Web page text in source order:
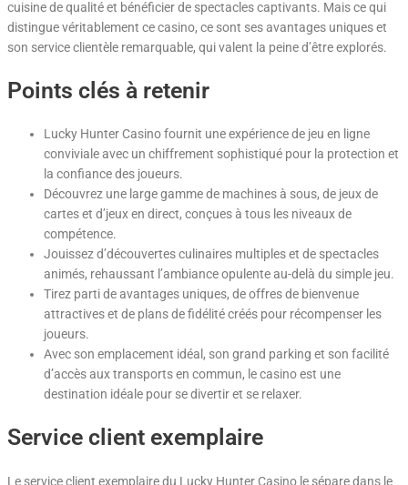
cuisine de qualité et bénéficier de spectacles captivants. Mais ce qui
distingue véritablement ce casino, ce sont ses avantages uniques et
son service clientèle remarquable, qui valent la peine d’être explorés.
Points clés à retenir
Lucky Hunter Casino fournit une expérience de jeu en ligne
conviviale avec un chiffrement sophistiqué pour la protection et
la confiance des joueurs.
Découvrez une large gamme de machines à sous, de jeux de
cartes et d’jeux en direct, conçues à tous les niveaux de
compétence.
Jouissez d’découvertes culinaires multiples et de spectacles
animés, rehaussant l’ambiance opulente au-delà du simple jeu.
Tirez parti de avantages uniques, de offres de bienvenue
attractives et de plans de fidélité créés pour récompenser les
joueurs.
Avec son emplacement idéal, son grand parking et son facilité
d’accès aux transports en commun, le casino est une
destination idéale pour se divertir et se relaxer.
Service client exemplaire
Le service client exemplaire du Lucky Hunter Casino le sépare dans le